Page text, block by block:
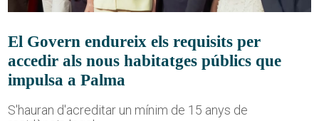
El Govern endureix els requisits per
accedir als nous habitatges públics que
impulsa a Palma
S'hauran d'acreditar un mínim de 15 anys de